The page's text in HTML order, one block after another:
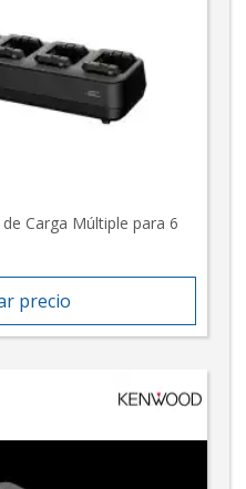
Carga Múltiple para 6
precio